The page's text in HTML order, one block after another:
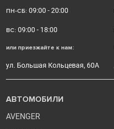
ПН-СБ: 09:00 - 20:00
ВС: 09:00 - 18:00
или приезжайте к нам:
ул. Большая Кольцевая, 60А
АВТОМОБИЛИ
AVENGER